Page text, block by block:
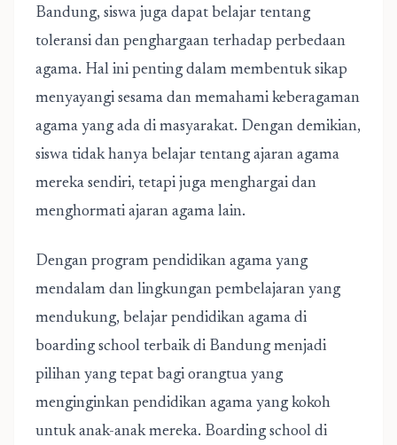
Bandung, siswa juga dapat belajar tentang
toleransi dan penghargaan terhadap perbedaan
agama. Hal ini penting dalam membentuk sikap
menyayangi sesama dan memahami keberagaman
agama yang ada di masyarakat. Dengan demikian,
siswa tidak hanya belajar tentang ajaran agama
mereka sendiri, tetapi juga menghargai dan
menghormati ajaran agama lain.
Dengan program pendidikan agama yang
mendalam dan lingkungan pembelajaran yang
mendukung, belajar pendidikan agama di
boarding school terbaik di Bandung menjadi
pilihan yang tepat bagi orangtua yang
menginginkan pendidikan agama yang kokoh
untuk anak-anak mereka. Boarding school di